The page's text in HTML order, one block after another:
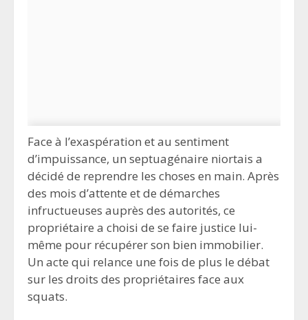
Face à l’exaspération et au sentiment
d’impuissance, un septuagénaire niortais a
décidé de reprendre les choses en main. Après
des mois d’attente et de démarches
infructueuses auprès des autorités, ce
propriétaire a choisi de se faire justice lui-
même pour récupérer son bien immobilier.
Un acte qui relance une fois de plus le débat
sur les droits des propriétaires face aux
squats.